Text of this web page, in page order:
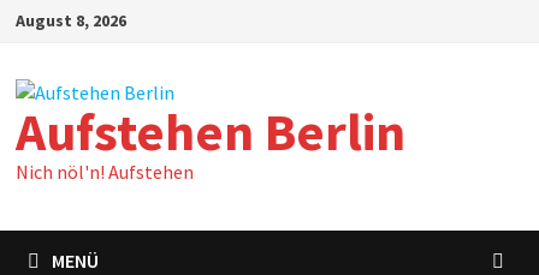
ZumAugust 8, 2026
Aufstehen Berlin
Nich nöl'n! Aufstehen
MENÜ